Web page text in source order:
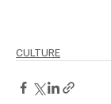
CULTURE